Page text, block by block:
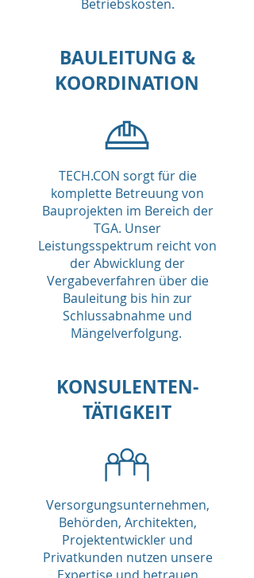
Betriebskosten.
BAULEITUNG &
KOORDINATION
TECH.CON sorgt für die
komplette Betreuung von
Bauprojekten im Bereich der
TGA. Unser
Leistungsspektrum reicht von
der Abwicklung der
Vergabeverfahren über die
Bauleitung bis hin zur
Schlussabnahme und
Mängelverfolgung.
KONSULENTEN-
TÄTIGKEIT
Versorgungsunternehmen,
Behörden, Architekten,
Projektentwickler und
Privatkunden nutzen unsere